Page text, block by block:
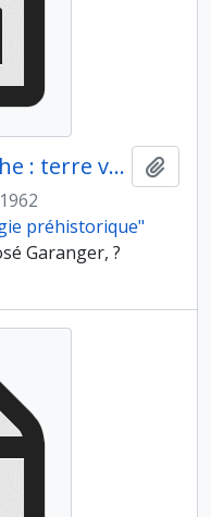
Plan en 10 feuilles, couche : terre végétale
1962
préhistorique"
Garanger, ?